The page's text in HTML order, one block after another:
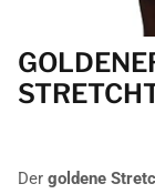
Der goldene